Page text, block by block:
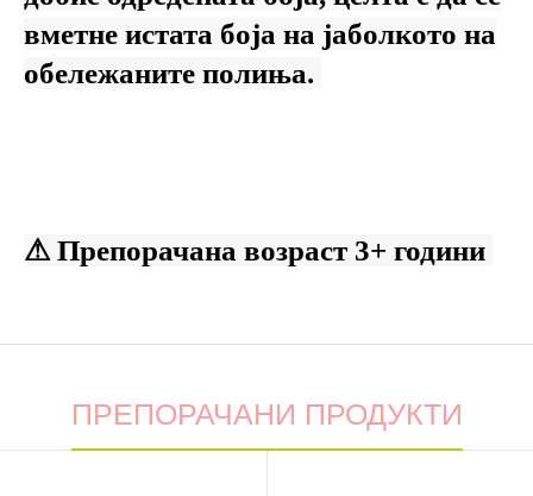
вметне истата боја на јаболкото на
обележаните полиња.
⚠ Препорачана возраст 3+ години
ПРЕПОРАЧАНИ ПРОДУКТИ